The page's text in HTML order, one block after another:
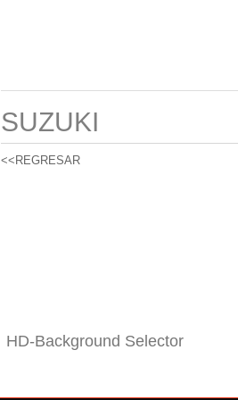
SUZUKI
<<REGRESAR
HD-Background Selector